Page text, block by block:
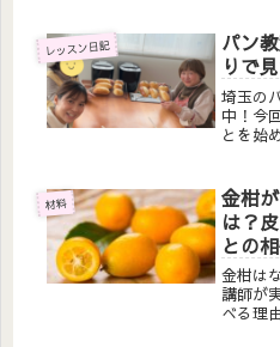
お伝え
をお探
レッスン日記
パン
りで
埼玉の
中！今
とを始
徒さん
「家で
帰宅さ
材料
金柑
は？
との
金柑は
講師が
べる理